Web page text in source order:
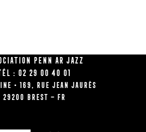
Penn Ar Jazz
: 02 29 00 40 01
• 169, rue Jean Jaurès
29200 BREST – FR